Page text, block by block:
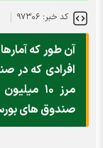
کد خبر: ۹۷۳۰۶
افرادی که در
مرز ۱۰
صندوق های